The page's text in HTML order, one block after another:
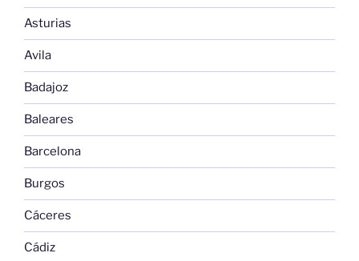
Asturias
Avila
Badajoz
Baleares
Barcelona
Burgos
Cáceres
Cádiz